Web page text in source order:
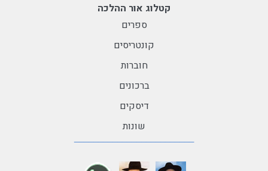
קטלוג אור ההלכה
ספרים
קונטריסים
חוברות
ברכונים
דיסקים
שונות